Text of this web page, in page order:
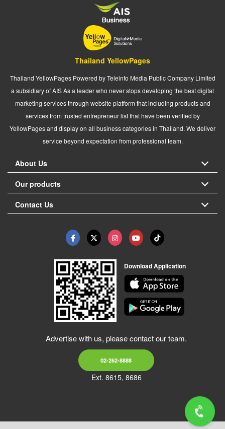
Thailand YellowPages
Thailand YellowPages Powered by Teleinfo Media Public Company Limited
a subsidiary of AIS As a leader who never stops developing the best digital
marketing services through website platform that including products and
services from trusted entrepreneur list that have been verified by
YellowPages and display on all business categories in Thailand. We deliver
service beyond expectation from professional team.
About Us
Our products
Contact Us
Download Application
Advertise with us, please contact our team.
02-262-8888
Ext. 8615, 8686